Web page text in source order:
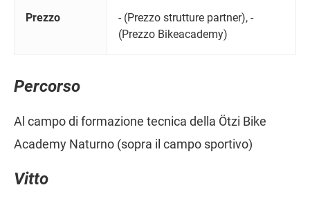
Prezzo
- (Prezzo strutture partner), -
(Prezzo Bikeacademy)
Percorso
Al campo di formazione tecnica della Ötzi Bike
Academy Naturno (sopra il campo sportivo)
Vitto